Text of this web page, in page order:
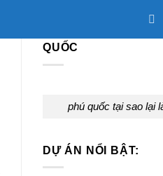
QUỐC
phú quốc tại sao lại
DỰ ÁN NỔI BẬT: